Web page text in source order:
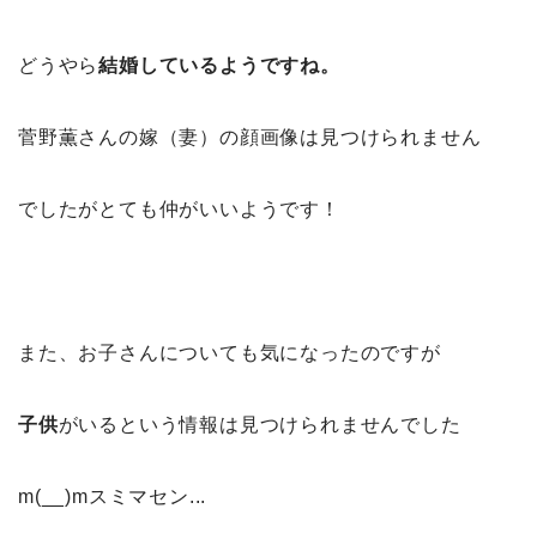
どうやら結婚しているようですね。
菅野薫さんの嫁（妻）の顔画像は見つけられません
でしたがとても仲がいいようです！
また、お子さんについても気になったのですが
子供がいるという情報は見つけられませんでした
m(__)mスミマセン...